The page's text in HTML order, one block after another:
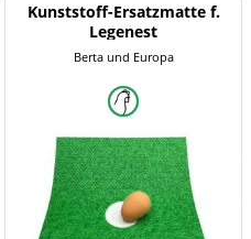
Kunststoff-Ersatzmatte f.
Legenest
Berta und Europa